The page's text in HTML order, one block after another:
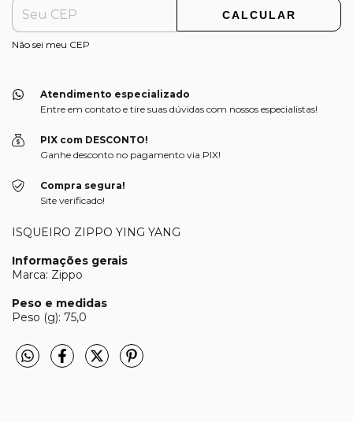
CALCULAR
Não sei meu CEP
Atendimento especializado
Entre em contato e tire suas dúvidas com nossos especialistas!
PIX com DESCONTO!
Ganhe desconto no pagamento via PIX!
Compra segura!
Site verificado!
ISQUEIRO ZIPPO YING YANG
Informações gerais
Marca: Zippo
Peso e medidas
Peso (g): 75,0